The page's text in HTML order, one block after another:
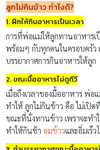
ลูกไม่กินข้าว ทำไงดี?
1. ฝึกให้กินอาหารเป็นเวลา
การที่พ่อแม่ให้ลูกทานอาหารเ
พร้อมๆ กับทุกคนในครอบครัว
บรรยากาศการกินอาหารให้ลูก
2. ขณะมื้ออาหารไม่ดูทีวี
เมื่อถึงเวลาของมื้ออาหาร พ่
ทำให้ ลูกไม่กินข้าว คือ ไม่เปิด
ขณะที่นั่งทานข้าว เพราจะทำ
ทำให้กินช้า อมข้าวและอิ่มเร็